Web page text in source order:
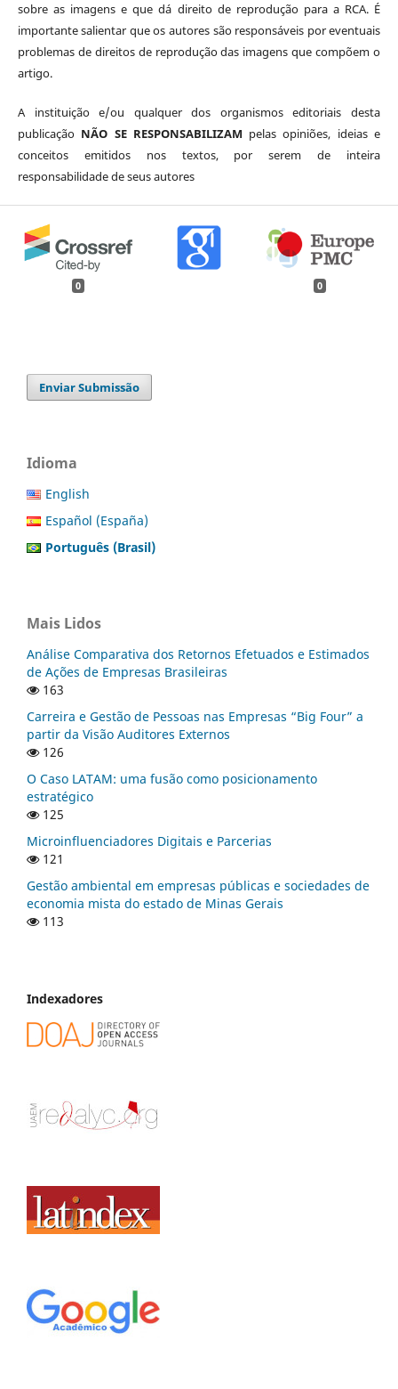
sobre as imagens e que dá direito de reprodução para a RCA. É
importante salientar que os autores são responsáveis por eventuais
problemas de direitos de reprodução das imagens que compõem o
artigo.
A instituição e/ou qualquer dos organismos editoriais desta
publicação NÃO SE RESPONSABILIZAM pelas opiniões, ideias e
conceitos emitidos nos textos, por serem de inteira
responsabilidade de seus autores
0 0
Enviar Submissão
Idioma
English
Español (España)
Português (Brasil)
Mais Lidos
Análise Comparativa dos Retornos Efetuados e Estimados
de Ações de Empresas Brasileiras
163
Carreira e Gestão de Pessoas nas Empresas “Big Four” a
partir da Visão Auditores Externos
126
O Caso LATAM: uma fusão como posicionamento
estratégico
125
Microinfluenciadores Digitais e Parcerias
121
Gestão ambiental em empresas públicas e sociedades de
economia mista do estado de Minas Gerais
113
Indexadores